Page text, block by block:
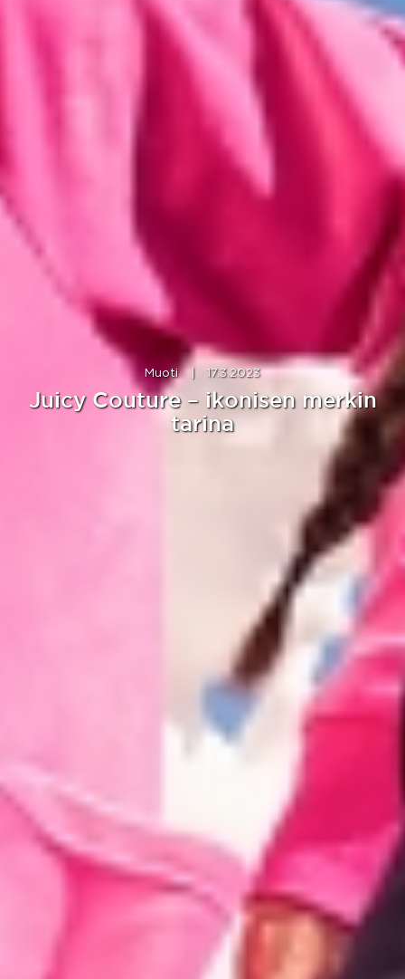
Muoti 17.3.2023
Juicy Couture – ikonisen merkin
tarina